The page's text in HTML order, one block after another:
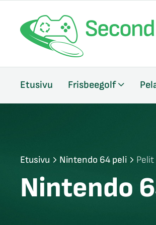
Etusivu Frisbeegolf
Etusivu Nintendo 64 peli Pelit
Nintendo
sulje
sulje